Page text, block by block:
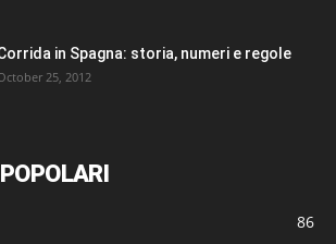
in Spagna: storia, numeri e regole
25, 2012
86